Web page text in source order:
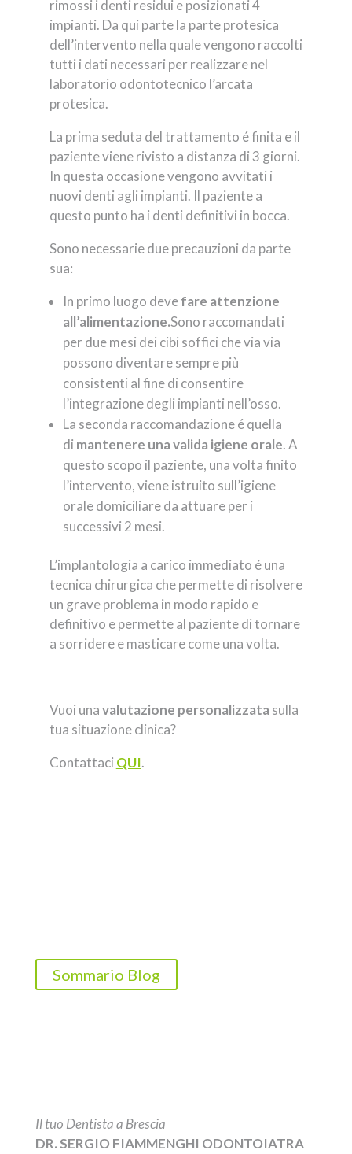
rimossi i denti residui e posizionati 4
impianti. Da qui parte la parte protesica
dell’intervento nella quale vengono raccolti
tutti i dati necessari per realizzare nel
laboratorio odontotecnico l’arcata
protesica.
La prima seduta del trattamento é finita e il
paziente viene rivisto a distanza di 3 giorni.
In questa occasione vengono avvitati i
nuovi denti agli impianti. Il paziente a
questo punto ha i denti definitivi in bocca.
Sono necessarie due precauzioni da parte
sua:
In primo luogo devefare attenzione
all’alimentazione.Sono raccomandati
per due mesi dei cibi soffici che via via
possono diventare sempre più
consistenti al fine di consentire
l’integrazione degli impianti nell’osso.
La seconda raccomandazione é quella
di mantenere una valida igiene orale. A
questo scopo il paziente, una volta finito
l’intervento, viene istruito sull’igiene
orale domiciliare da attuare per i
successivi 2 mesi.
L’implantologia a carico immediato é una
tecnica chirurgica che permette di risolvere
un grave problema in modo rapido e
definitivo e permette al paziente di tornare
a sorridere e masticare come una volta.
Vuoi unavalutazione personalizzata sulla
tua situazione clinica?
Contattaci QUI.
Sommario Blog
Il tuo Dentista a Brescia
DR. SERGIO FIAMMENGHI ODONTOIATRA